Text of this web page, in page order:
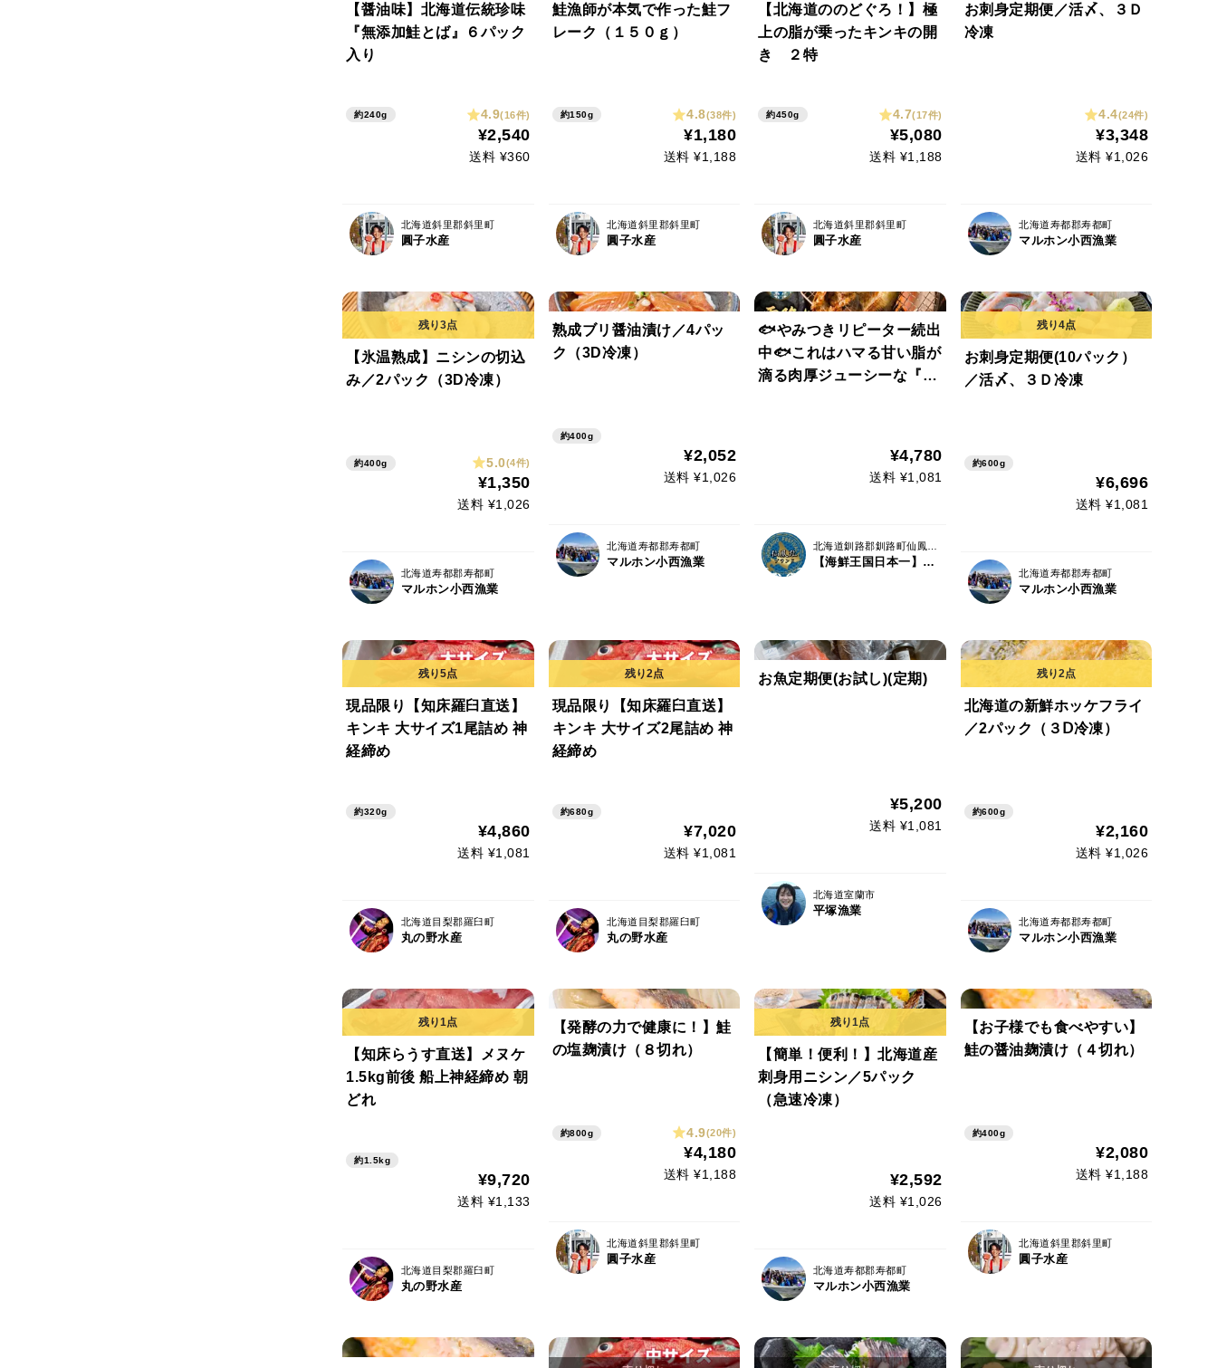
【醤油味】北海道伝統珍味
『無添加鮭とば』６パック
入り
約240g 4.9(16件)
¥2,540
送料 ¥360
北海道斜里郡斜里町
圓子水産
鮭漁師が本気で作った鮭フ
レーク（１５０ｇ）
約150g 4.8(38件)
¥1,180
送料 ¥1,188
北海道斜里郡斜里町
圓子水産
【北海道ののどぐろ！】極
上の脂が乗ったキンキの開
き ２特
約450g 4.7(17件)
¥5,080
送料 ¥1,188
北海道斜里郡斜里町
圓子水産
お刺身定期便／活〆、３Ｄ
冷凍
4.4(24件)
¥3,348
送料 ¥1,026
北海道寿都郡寿都町
マルホン小西漁業
【氷温熟成】ニシンの切込
み／2パック（3D冷凍）
約400g 5.0(4件)
¥1,350
送料 ¥1,026
北海道寿都郡寿都町
マルホン小西漁業
熟成ブリ醤油漬け／4パッ
ク（3D冷凍）
約400g
¥2,052
送料 ¥1,026
北海道寿都郡寿都町
マルホン小西漁業
🐟やみつきリピーター続出
中🐟これはハマる甘い脂が
滴る肉厚ジューシーな『霜
¥4,780
送料 ¥1,081
【海鮮王国日本一】北海道仙鳳趾ブランド『木下水産』
お刺身定期便(10パック）
／活〆、３Ｄ冷凍
約600g
¥6,696
送料 ¥1,081
北海道寿都郡寿都町
マルホン小西漁業
現品限り【知床羅臼直送】
キンキ 大サイズ1尾詰め 神
経締め
約320g
¥4,860
送料 ¥1,081
北海道目梨郡羅臼町
丸の野水産
現品限り【知床羅臼直送】
キンキ 大サイズ2尾詰め 神
経締め
約680g
¥7,020
送料 ¥1,081
北海道目梨郡羅臼町
丸の野水産
お魚定期便(お試し)(定期)
¥5,200
送料 ¥1,081
北海道室蘭市
平塚漁業
北海道の新鮮ホッケフライ
／2パック（３Ⅾ冷凍）
約600g
¥2,160
送料 ¥1,026
北海道寿都郡寿都町
マルホン小西漁業
【知床らうす直送】メヌケ
1.5kg前後 船上神経締め 朝
どれ
約1.5kg
¥9,720
送料 ¥1,133
北海道目梨郡羅臼町
丸の野水産
【発酵の力で健康に！】鮭
の塩麹漬け（８切れ）
約800g 4.9(20件)
¥4,180
送料 ¥1,188
北海道斜里郡斜里町
圓子水産
【簡単！便利！】北海道産
刺身用ニシン／5パック
（急速冷凍）
¥2,592
送料 ¥1,026
北海道寿都郡寿都町
マルホン小西漁業
【お子様でも食べやすい】
鮭の醤油麹漬け（４切れ）
約400g
¥2,080
送料 ¥1,188
北海道斜里郡斜里町
圓子水産